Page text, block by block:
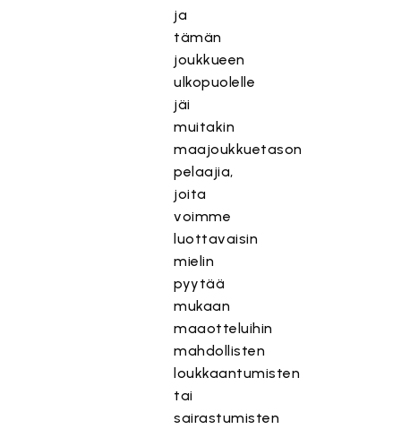
ja
tämän
joukkueen
ulkopuolelle
jäi
muitakin
maajoukkuetason
pelaajia,
joita
voimme
luottavaisin
mielin
pyytää
mukaan
maaotteluihin
mahdollisten
loukkaantumisten
tai
sairastumisten